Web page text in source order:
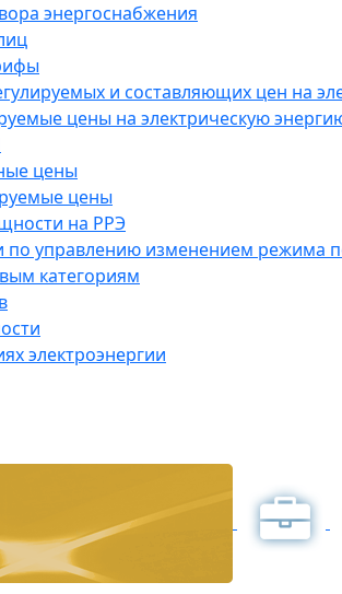
энергоснабжения
и составляющих цен на
цены на электрическую
цены
цены
на РРЭ
по управлению изменением режима
категориям
электроэнергии